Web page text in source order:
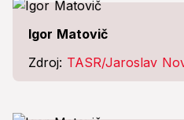
Igor Matovič
Zdroj: TASR/Jaroslav